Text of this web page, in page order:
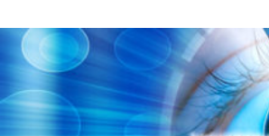
to
contentvinivida.lk